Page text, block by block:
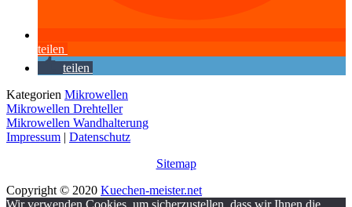
teilen
teilen
Kategorien Mikrowellen
Mikrowellen Drehteller
Mikrowellen Wandhalterung
Impressum | Datenschutz
Sitemap
Copyright © 2020 Kuechen-meister.net
Wir verwenden Cookies, um sicherzustellen, dass wir Ihnen die